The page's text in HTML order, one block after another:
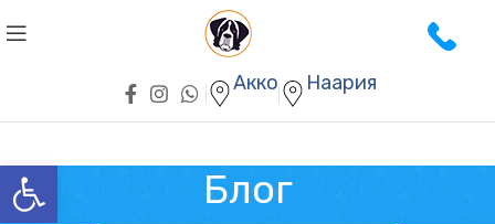
Открыть панель инструментов
Акко Наария
Блог